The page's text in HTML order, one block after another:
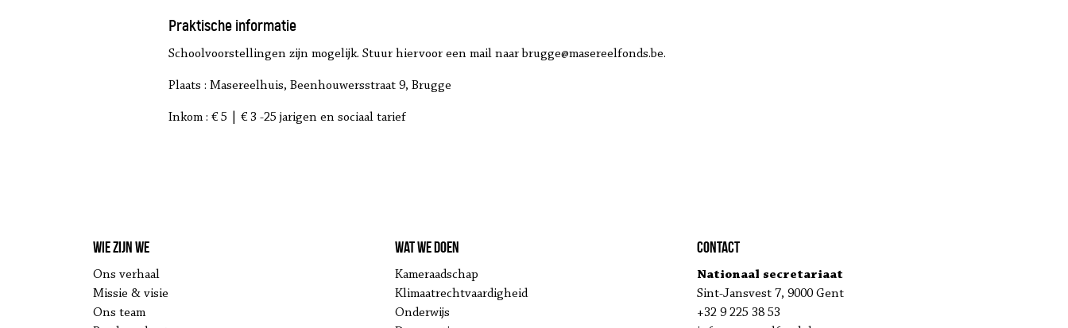
Praktische informatie
Schoolvoorstellingen zijn mogelijk. Stuur hiervoor een mail naar brugge@masereelfonds.be.
Plaats : Masereelhuis, Beenhouwersstraat 9, Brugge
Inkom : € 5 | € 3 -25 jarigen en sociaal tarief
Wie zijn we
Ons verhaal
Missie & visie
Ons team
Wat we doen
Kameraadschap
Klimaatrechtvaardigheid
Onderwijs
Contact
Nationaal secretariaat
Sint-Jansvest 7, 9000 Gent
+32 9 225 38 53